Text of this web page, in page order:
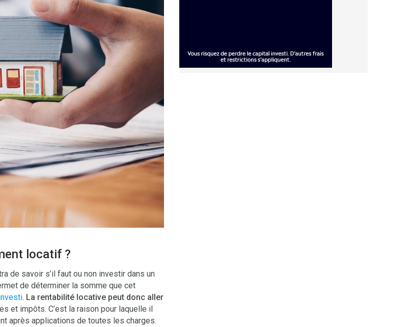
locatif ?
de savoir s’il faut ou non investir dans un
de déterminer la somme que cet
. La rentabilité locative peut donc aller
et impôts. C’est la raison pour laquelle il
après applications de toutes les charges.